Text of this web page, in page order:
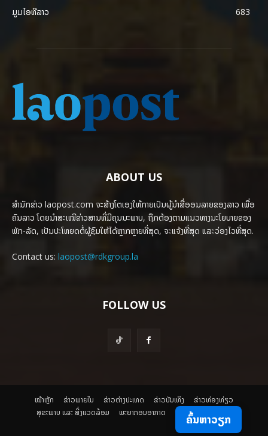
ມູມໄອທີລາວ
683
ABOUT US
ສຳນັກຂ່າວ laopost.com ຈະສ້າງໂຕເອງໃຫ້ກາຍເປັນຜູ້ນຳສື່ອອນລາຍຂອງລາວ ເພື່ອ
ຄົນລາວ ໂດຍນຳສະເໜີຂ່າວສານທີ່ມີຄຸນນະພາບ, ຖືກຕ້ອງຕາມແນວທາງນະໂຍບາຍຂອງ
ພັກ-ລັດ, ເປັນປະໂຫຍດຕໍ່ຜູ້ຊົມໃຫ້ໄດ້ຫຼາກຫຼາຍທີ່ສຸດ, ຈະແຈ້ງທີ່ສຸດ ແລະວ່ອງໄວທີ່ສຸດ.
Contact us: laopost@rdkgroup.la
FOLLOW US
ໜ້າຫຼັກ ຂ່າວພາຍ​ໃນ ຂ່າວຕ່າງປະເທດ ​ຂ່າວບັນເທິງ
​ຂ່າວທ່ອງທ່ຽວ
ສຸຂະພາບ ແລະ ສີ່ງແວດລ້ອມ
ພະຍາກອນອາກາດ ຄົ້ນຫາວຽກ